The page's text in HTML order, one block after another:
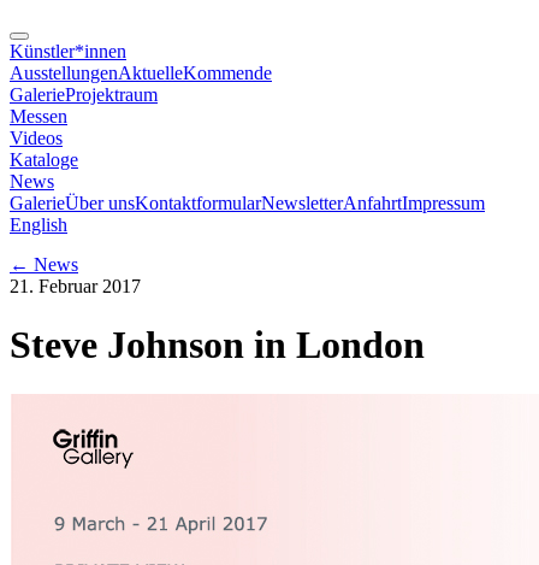
Künstler*innen
AusstellungenAktuelleKommende
GalerieProjektraum
Messen
Videos
Kataloge
News
GalerieÜber unsKontaktformularNewsletterAnfahrtImpressum
English
← News
21. Februar 2017
Steve Johnson in London